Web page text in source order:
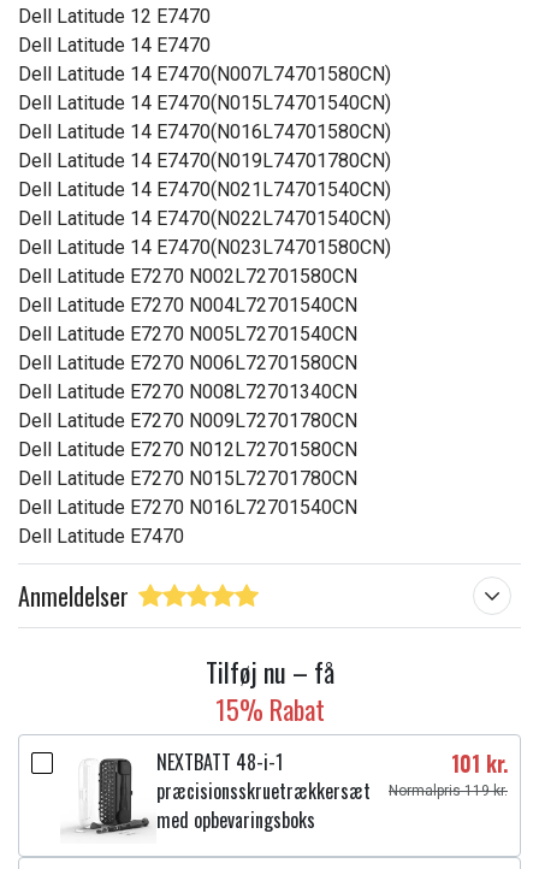
Dell Latitude 12 E7470
Dell Latitude 14 E7470
Dell Latitude 14 E7470(N007L74701580CN)
Dell Latitude 14 E7470(N015L74701540CN)
Dell Latitude 14 E7470(N016L74701580CN)
Dell Latitude 14 E7470(N019L74701780CN)
Dell Latitude 14 E7470(N021L74701540CN)
Dell Latitude 14 E7470(N022L74701540CN)
Dell Latitude 14 E7470(N023L74701580CN)
Dell Latitude E7270 N002L72701580CN
Dell Latitude E7270 N004L72701540CN
Dell Latitude E7270 N005L72701540CN
Dell Latitude E7270 N006L72701580CN
Dell Latitude E7270 N008L72701340CN
Dell Latitude E7270 N009L72701780CN
Dell Latitude E7270 N012L72701580CN
Dell Latitude E7270 N015L72701780CN
Dell Latitude E7270 N016L72701540CN
Dell Latitude E7470
Anmeldelser
Tilføj nu – få
15% Rabat
NEXTBATT 48-i-1
præcisionsskruetrækkersæt
med opbevaringsboks
101 kr.
Normalpris 119 kr.